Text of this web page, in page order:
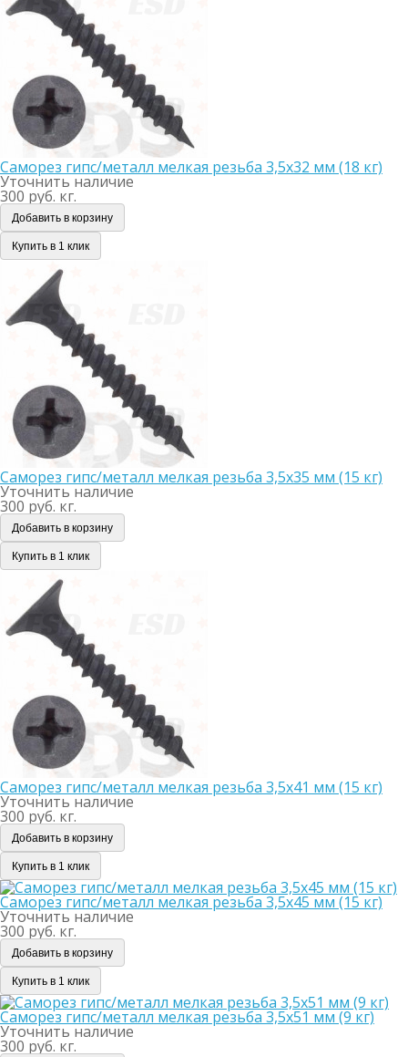
Саморез гипс/металл мелкая резьба 3,5х32 мм (18 кг)
Уточнить наличие
300 руб. кг.
Добавить в корзину
Купить в 1 клик
Саморез гипс/металл мелкая резьба 3,5х35 мм (15 кг)
Уточнить наличие
300 руб. кг.
Добавить в корзину
Купить в 1 клик
Саморез гипс/металл мелкая резьба 3,5х41 мм (15 кг)
Уточнить наличие
300 руб. кг.
Добавить в корзину
Купить в 1 клик
Саморез гипс/металл мелкая резьба 3,5х45 мм (15 кг)
Уточнить наличие
300 руб. кг.
Добавить в корзину
Купить в 1 клик
Саморез гипс/металл мелкая резьба 3,5х51 мм (9 кг)
Уточнить наличие
300 руб. кг.